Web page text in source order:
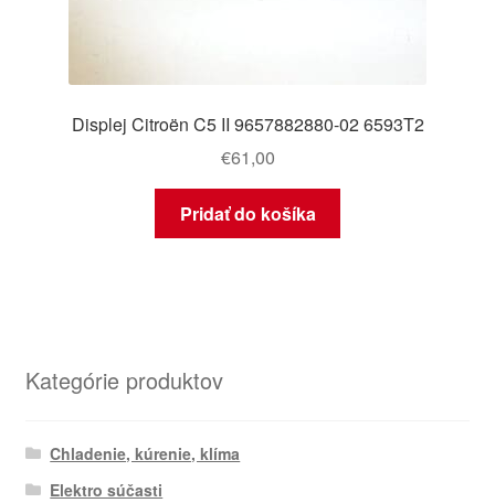
Displej Citroën C5 II 9657882880-02 6593T2
€61,00
Pridať do košíka
Kategórie produktov
Chladenie, kúrenie, klíma
Elektro súčasti